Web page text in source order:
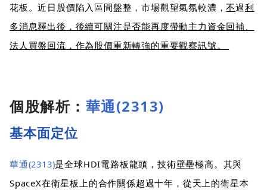
花板。近日股價陷入區間盤整，市場觀望氣氛較濃，不過利
多消息釋出後，後續可關注是否能再度帶動主力資金回補、
法人買盤回流，作為股價重新轉強的重要觀察訊號。
個股解析： 華通(2313)
基本面定位
華通(2313)是全球HDI電路板龍頭，技術壁壘極高。其與
SpaceX在衛星板上的合作關係超過十年，從天上的衛星本